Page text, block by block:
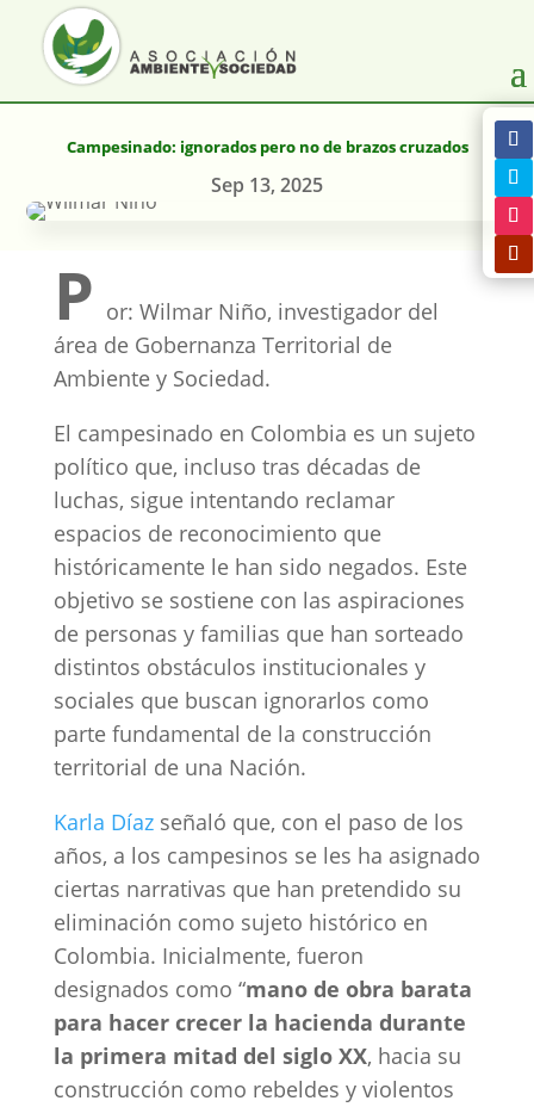
Campesinado: ignorados pero no de brazos cruzados
Sep 13, 2025
P or: Wilmar Niño, investigador del
área de Gobernanza Territorial de
Ambiente y Sociedad.
El campesinado en Colombia es un sujeto
político que, incluso tras décadas de
luchas, sigue intentando reclamar
espacios de reconocimiento que
históricamente le han sido negados. Este
objetivo se sostiene con las aspiraciones
de personas y familias que han sorteado
distintos obstáculos institucionales y
sociales que buscan ignorarlos como
parte fundamental de la construcción
territorial de una Nación.
Karla Díazseñaló que, con el paso de los
años, a los campesinos se les ha asignado
ciertas narrativas que han pretendido su
eliminación como sujeto histórico en
Colombia. Inicialmente, fueron
designados como “mano de obra barata
para hacer crecer la hacienda durante
la primera mitad del siglo XX, hacia su
construcción como rebeldes y violentos